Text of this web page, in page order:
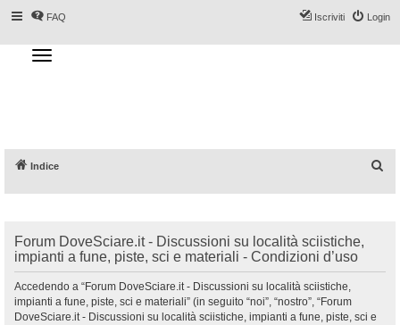
FAQ Login
Iscriviti
T
o
g
a
t
Indice
Forum DoveSciare.it - Discussioni su località sciistiche,
impianti a fune, piste, sci e materiali - Condizioni d’uso
Accedendo a “Forum DoveSciare.it - Discussioni su località sciistiche,
impianti a fune, piste, sci e materiali” (in seguito “noi”, “nostro”, “Forum
DoveSciare.it - Discussioni su località sciistiche, impianti a fune, piste, sci e